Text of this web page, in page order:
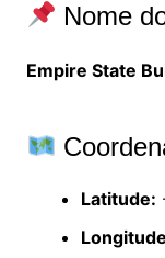
Nome
Empire State
Latitude: